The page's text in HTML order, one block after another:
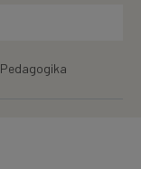
Pedagogika